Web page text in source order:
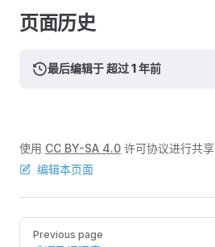
页面历史
最后编辑于 超过 1 年前
使用 CC BY-SA 4.0 许可协议进行共享
编辑本页面
PagerPrevious page